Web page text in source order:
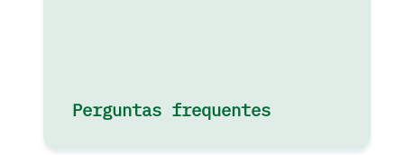
Perguntas frequentes